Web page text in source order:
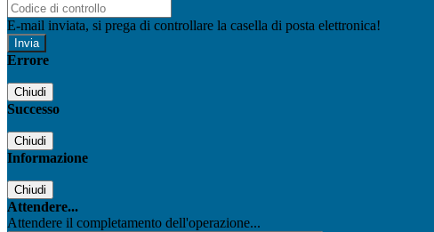
E-mail inviata, si prega di controllare la casella di posta elettronica!
Errore
Chiudi
Successo
Chiudi
Informazione
Chiudi
Attendere...
Attendere il completamento dell'operazione...